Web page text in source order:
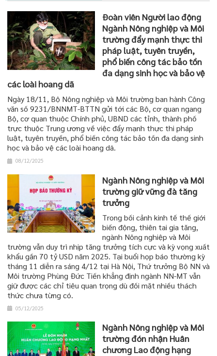
Đoàn viên Người lao động
Ngành Nông nghiệp và Môi
trường đẩy mạnh thực thi
pháp luật, tuyên truyền,
phổ biến công tác bảo tồn
đa dạng sinh học và bảo vệ
các loài hoang dã
Ngày 18/11, Bộ Nông nghiệp và Môi trường ban hành Công
văn số 9231/BNNMT-BTTN gửi tới các Bộ, cơ quan ngang
Bộ, cơ quan thuộc Chính phủ, UBND các tỉnh, thành phố
trực thuộc Trung ương về việc đẩy mạnh thực thi pháp
luật, tuyên truyền, phổ biến công tác bảo tồn đa dạng sinh
học và bảo vệ các loài hoang dã.
08/12/2025
Ngành Nông nghiệp và Môi
trường giữ vững đà tăng
trưởng
Trong bối cảnh kinh tế thế giới
biến động, thiên tai gia tăng,
ngành Nông nghiệp và Môi
trường vẫn duy trì nhịp tăng trưởng tích cực và kỳ vọng xuất
khẩu gần 70 tỷ USD năm 2025. Tại buổi họp báo thường kỳ
tháng 11 diễn ra sáng 4/12 tại Hà Nội, Thứ trưởng Bộ NN và
Môi trường Phùng Đức Tiến khẳng định ngành NN-MT vẫn
giữ được các chỉ tiêu quan trọng dù đối mặt nhiều thách
thức chưa từng có.
05/12/2025
Ngành Nông nghiệp và Môi
trường đón nhận Huân
chương Lao động hạng